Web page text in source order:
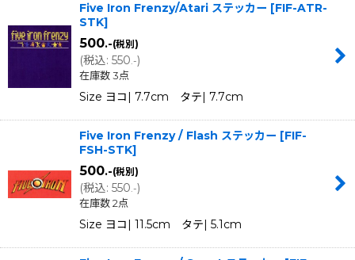
Five Iron Frenzy/Atari ステッカー [FIF-ATR-
STK]
500.-(税別)
(税込: 550.-)
在庫数 3点
Size ヨコ| 7.7cm タテ| 7.7cm
Five Iron Frenzy / Flash ステッカー [FIF-
FSH-STK]
500.-(税別)
(税込: 550.-)
在庫数 2点
Size ヨコ| 11.5cm タテ| 5.1cm